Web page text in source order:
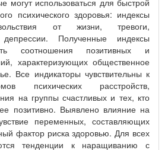
могут использоваться для быстрой
психического здоровья: индексы
от жизни, тревоги,
Полученные индексы
соотношения позитивных и
характеризующих общественное
Все индикаторы чувствительны к
психических расстройств,
на группы счастливых и тех, кто
позитивно. Выявлено влияние на
переменных, составляющих
фактор риска здоровью. Для всех
тенденции к наращиванию с